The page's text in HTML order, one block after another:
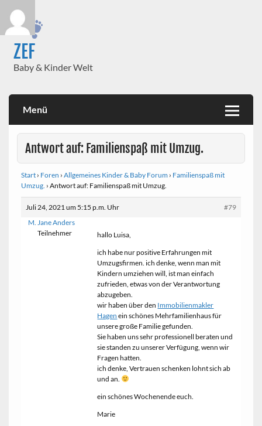
content
ZEF
Baby & Kinder Welt
Menü
Antwort auf: Familienspaß mit Umzug.
Start › Foren › Allgemeines Kinder & Baby Forum › Familienspaß mit
Umzug. › Antwort auf: Familienspaß mit Umzug.
Juli 24, 2021 um 5:15 p.m. Uhr
#79
M. Jane Anders
Teilnehmer
hallo Luisa,
ich habe nur positive Erfahrungen mit
Umzugsfirmen. ich denke, wenn man mit
Kindern umziehen will, ist man einfach
zufrieden, etwas von der Verantwortung
abzugeben.
wir haben über den Immobilienmakler
Hagen ein schönes Mehrfamilienhaus für
unsere große Familie gefunden.
Sie haben uns sehr professionell beraten und
sie standen zu unserer Verfügung, wenn wir
Fragen hatten.
ich denke, Vertrauen schenken lohnt sich ab
und an.
ein schönes Wochenende euch.
Marie